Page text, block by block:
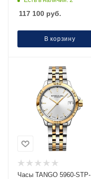
117 100 руб.
В корзину
Часы TANGO 5960-STP-